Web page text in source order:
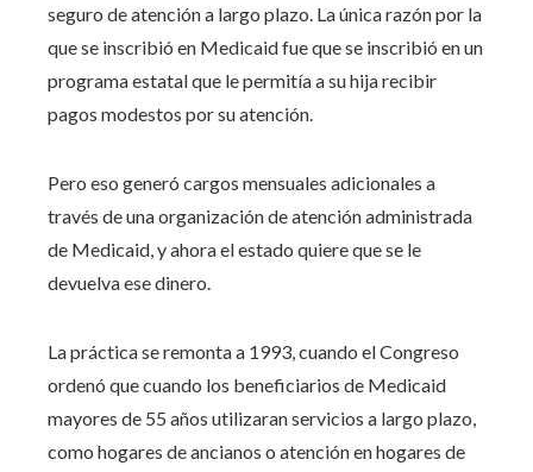
seguro de atención a largo plazo. La única razón por la
que se inscribió en Medicaid fue que se inscribió en un
programa estatal que le permitía a su hija recibir
pagos modestos por su atención.
Pero eso generó cargos mensuales adicionales a
través de una organización de atención administrada
de Medicaid, y ahora el estado quiere que se le
devuelva ese dinero.
La práctica se remonta a 1993, cuando el Congreso
ordenó que cuando los beneficiarios de Medicaid
mayores de 55 años utilizaran servicios a largo plazo,
como hogares de ancianos o atención en hogares de